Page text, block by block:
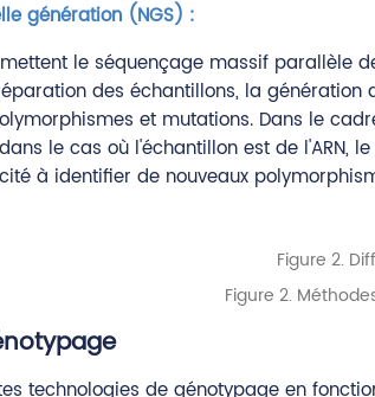
génération (NGS) :
le séquençage massif
des échantillons, la
et mutations. Dans le
le cas où l'échantillon est de l'ARN,
à identifier de nouveaux
Figure 2.
technologies de génotypage en